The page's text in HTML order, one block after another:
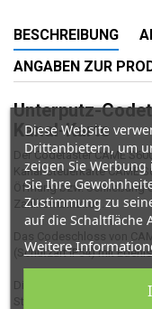
BESCHREIBUNG
ANGABEN ZUR
Unterputz-
Kanal-Karte
Der Codetaster CAME
Kanal-Steuerkarte CAME
Öffnung bzw. Schließung
Zahlkombination.
Das Codeschloss von
(Schutzart IP54) mit
Die 2-Kanal-Karte
Steuerkasten und wird
Diese Website
Drittanbietern, um
zeigen Sie
Sie Ihre
Zustimmung zu
auf die Schaltfläche
Weitere